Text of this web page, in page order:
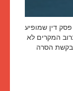
פסק דין שמופיע
המקרים לא
בקשת הסרה